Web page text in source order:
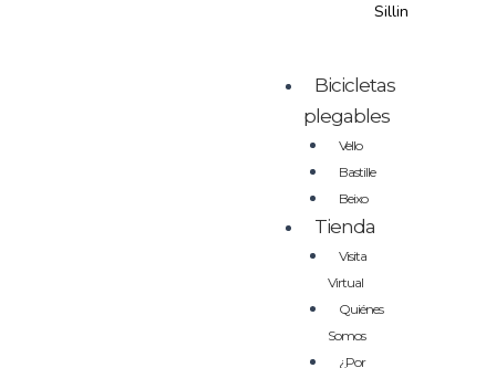
Sillin
Bicicletas
plegables
Vello
Bastille
Beixo
Tienda
Visita
Virtual
Quiénes
Somos
¿Por